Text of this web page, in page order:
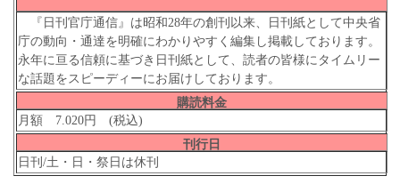
『日刊官庁通信』は昭和28年の創刊以来、日刊紙として中央省
庁の動向・通達を明確にわかりやすく編集し掲載しております。
永年に亘る信頼に基づき日刊紙として、読者の皆様にタイムリー
な話題をスピーディーにお届けしております。
購読料金
月額 7.020円 (税込)
刊行日
日刊/土・日・祭日は休刊